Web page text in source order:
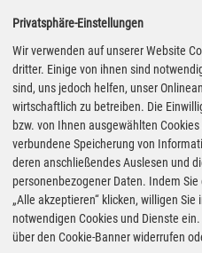
2.009€
gestern 18:40 Uhr
Münchener Str. 11 ,
geöffnet bis 22:00
Entfernung: ca. 3.8 km*
2.009€
gestern 19:30 Uhr
TotalEnergies
Poinger Str. 2,
geöffnet bis 22:00
Entfernung: ca. 4.2 km *
2.009€
gestern 18:35 Uhr
AVIA
Ebersberger Str.
geöffnet bis 22:00
Privatsphäre-Einstellungen
Wir verwenden auf unserer Website
dritter. Einige von ihnen sind
sind, uns jedoch helfen, unser
wirtschaftlich zu betreiben. Die
bzw. von Ihnen ausgewählten
verbundene Speicherung von
deren anschließendes Auslesen und
personenbezogener Daten. Indem
„Alle akzeptieren“ klicken, willigen
notwendigen Cookies und Dienste
über den Cookie-Banner widerrufen